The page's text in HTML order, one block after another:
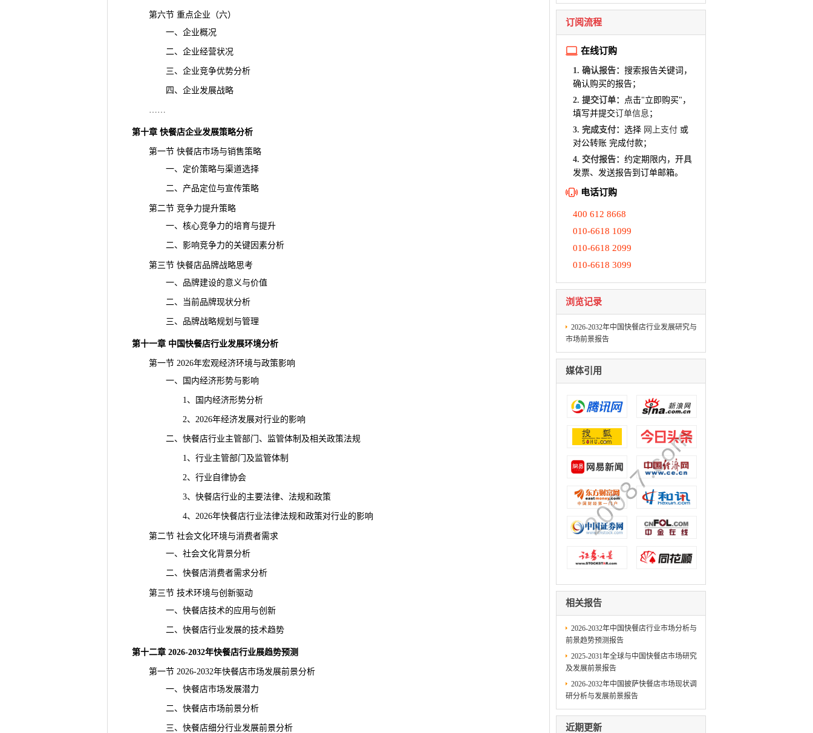
第六节 重点企业（六）
一、企业概况
二、企业经营状况
三、企业竞争优势分析
四、企业发展战略
……
第十章 快餐店企业发展策略分析
第一节 快餐店市场与销售策略
一、定价策略与渠道选择
二、产品定位与宣传策略
第二节 竞争力提升策略
一、核心竞争力的培育与提升
二、影响竞争力的关键因素分析
第三节 快餐店品牌战略思考
一、品牌建设的意义与价值
二、当前品牌现状分析
三、 品牌战略规划与管理
第十一章 中国快餐店行业发展环境分析
第一节 2026年宏观经济环境与政策影响
一、国内经济形势与影响
1、国内经济形势分析
2、2026年经济发展对行业的影响
二、快餐店行业主管部门、监管体制及相关政策法规
1、行业主管部门及监管体制
2、行业自律协会
3、快餐店行业的主要法律、法规和政策
4、2026年快餐店行业法律法规和政策对行业的影响
第二节 社会文化环境与消费者需求
一、社会文化背景分析
二、快餐店消费者需求分析
第三节 技术环境与创新驱动
一、快餐店技术的应用与创新
二、快餐店行业发展的技术趋势
第十二章 2026-2032年快餐店行业展趋势预测
第一节 2026-2032年快餐店市场发展前景分析
一、快餐店市场发展潜力
二、快餐店市场前景分析
三、快餐店细分行业发展前景分析
订阅流程
在线订购
1. 确认报告： 搜索报告关键词，
确认购买的报告；
2. 提交订单： 点击"立即购买"，
填写并提交订单信息 ；
3. 完成支付： 选择 网上支付 或
对公转账 完成付款；
4. 交付报告： 约定期限内，开具
发票、发送报告到订单邮箱。
电话订购
400 612 8668
010-6618 1099
010-6618 2099
010-6618 3099
浏览记录
2026-2032年中国快餐店行业发展研究与
市场前景报告
媒体引用
相关报告
2026-2032年中国快餐店行业市场分析与
前景趋势预测报告
2025-2031年全球与中国快餐店市场研究
及发展前景报告
2026-2032年中国披萨快餐店市场现状调
研分析与发展前景报告
近期更新